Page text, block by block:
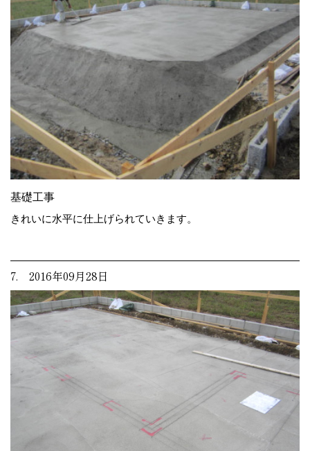
基礎工事
きれいに水平に仕上げられていきます。
7. 2016年09月28日